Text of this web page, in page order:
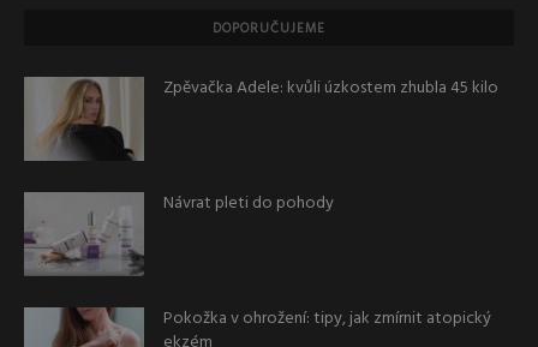
DOPORUČUJEME
Zpěvačka Adele: kvůli úzkostem zhubla 45 kilo
Návrat pleti do pohody
Pokožka v ohrožení: tipy, jak zmírnit atopický